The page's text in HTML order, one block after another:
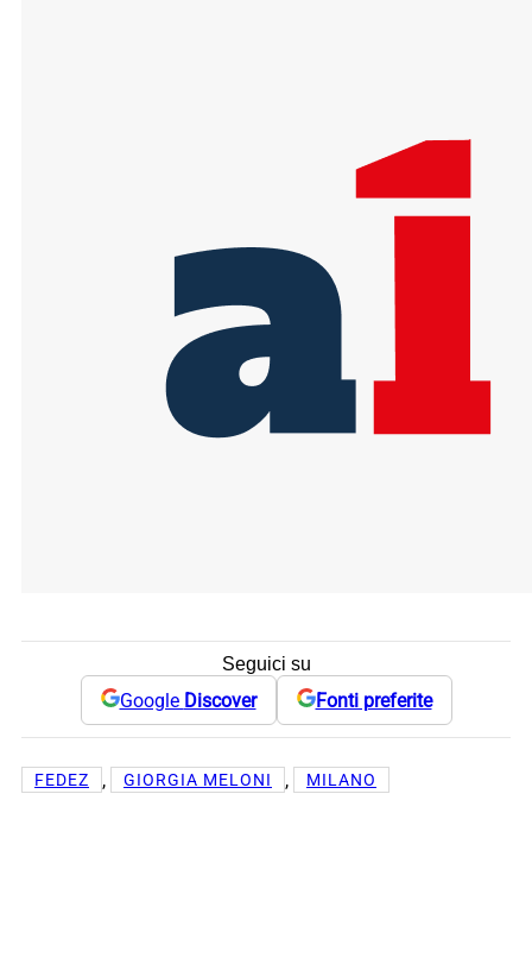
Seguici su
Google Discover Fonti preferite
FEDEZ , GIORGIA MELONI , MILANO